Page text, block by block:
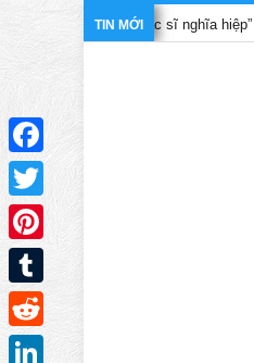
TIN MỚI
phim “Bác sĩ nghĩa hiệp”
Facebook
Twitter
Pinterest
Tumblr
Reddit